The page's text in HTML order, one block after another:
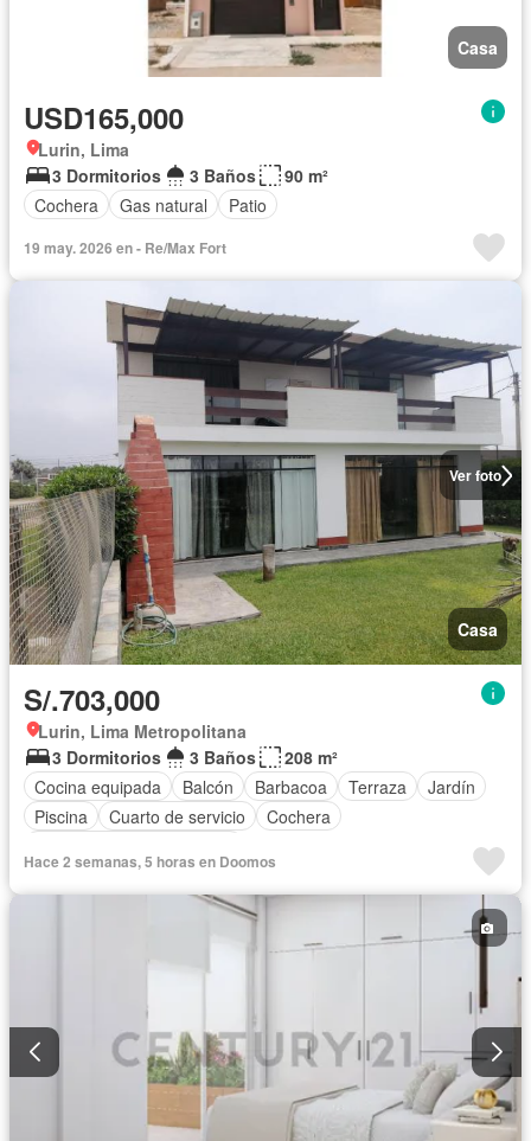
Casa
USD165,000
Lurin, Lima
3 Dormitorios
3 Baños
90 m²
Cochera
Gas natural Patio
19 may. 2026 en - Re/Max Fort
Ver foto
Casa
S/.703,000
Lurin, Lima Metropolitana
3 Dormitorios
3 Baños
208 m²
Cocina equipada
Balcón Barbacoa Terraza
Jardín
Piscina
Cuarto de servicio
Cochera
Hace 2 semanas, 5 horas en Doomos